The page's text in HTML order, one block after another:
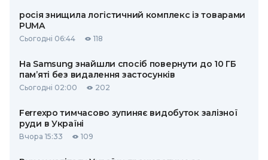
росія знищила логістичний комплекс із товарами
PUMA
Сьогодні 06:44 118
На Samsung знайшли спосіб повернути до 10 ГБ
пам’яті без видалення застосунків
Сьогодні 02:00 202
Ferrexpo тимчасово зупиняє видобуток залізної
руди в Україні
Вчора 15:33 109